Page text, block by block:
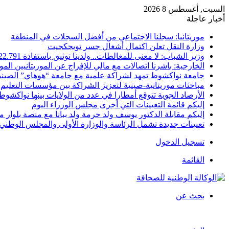
السبت, أغسطس 8 2026
أخبار عاجلة
موريتانيا: سجلنا الاجتماعي من أفضل السجلات في المنطقة
وزارة النقل تعلن اكتمال أشغال جسر تويجكجيت
وزير الشباب: لا معنى للمغالطات.. ولدينا توثيق باستفادة 22.791
الخارجية: باشرنا اتصالات مع مالي للإفراج عن الموريتانيين
جامعة نواكشوط تمهد لشراكة علمية مع جامعة “هوهاي”
مباحثات موريتانية-صينية لتعزيز الشراكة بين مؤسسات التعليم
الأرصاد الجوية تتوقع أمطارا في عدد من الولايات بينها
إليكم قائمة التعيينات التي أجرى مجلس الوزراء اليوم
إليكم مقابلة الدكتور يوسف ولد حرمة ولد ببانا مع منصة بلوار
تعيينات جديدة تشمل الرئاسة والوزارة الأولى والمجلس
تسجيل الدخول
القائمة
بحث عن